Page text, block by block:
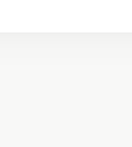
для кожного знаку Зодіаку